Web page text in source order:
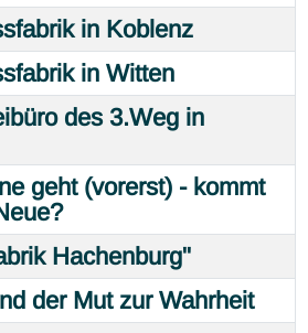
in Koblenz
in Witten
des 3.Weg in
geht (vorerst) - kommt
Hachenburg"
der Mut zur Wahrheit